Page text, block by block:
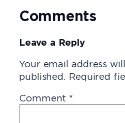
Comments
Leave a Reply
Your email address
published. Required
Comment *